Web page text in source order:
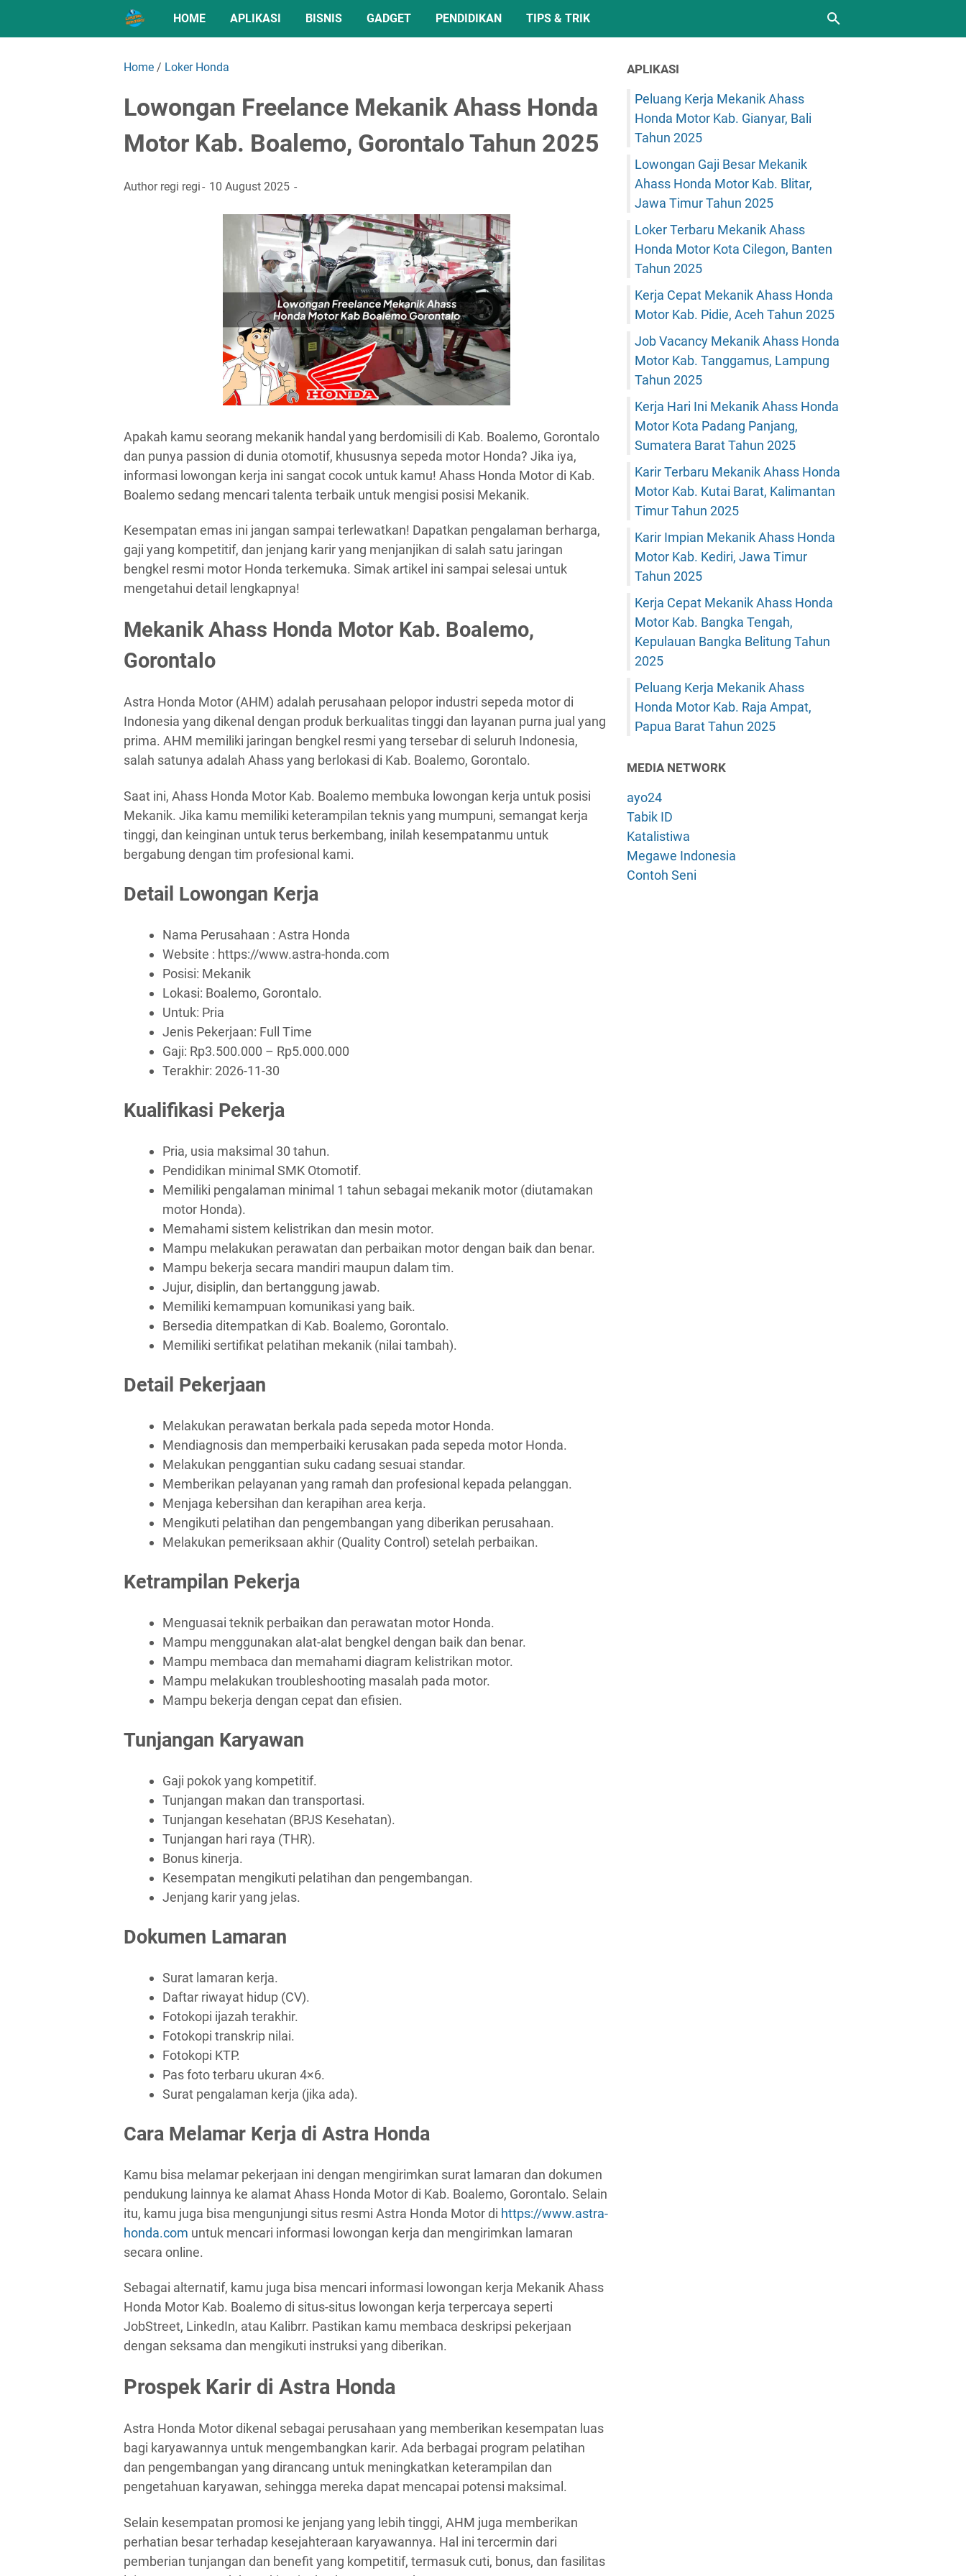
HOME APLIKASI BISNIS GADGET PENDIDIKAN TIPS & TRIK
Home / Loker Honda
Lowongan Freelance Mekanik Ahass Honda
Motor Kab. Boalemo, Gorontalo Tahun 2025
Author regi regi 10 August 2025
Apakah kamu seorang mekanik handal yang berdomisili di Kab. Boalemo, Gorontalo
dan punya passion di dunia otomotif, khususnya sepeda motor Honda? Jika iya,
informasi lowongan kerja ini sangat cocok untuk kamu! Ahass Honda Motor di Kab.
Boalemo sedang mencari talenta terbaik untuk mengisi posisi Mekanik.
Kesempatan emas ini jangan sampai terlewatkan! Dapatkan pengalaman berharga,
gaji yang kompetitif, dan jenjang karir yang menjanjikan di salah satu jaringan
bengkel resmi motor Honda terkemuka. Simak artikel ini sampai selesai untuk
mengetahui detail lengkapnya!
Mekanik Ahass Honda Motor Kab. Boalemo,
Gorontalo
Astra Honda Motor (AHM) adalah perusahaan pelopor industri sepeda motor di
Indonesia yang dikenal dengan produk berkualitas tinggi dan layanan purna jual yang
prima. AHM memiliki jaringan bengkel resmi yang tersebar di seluruh Indonesia,
salah satunya adalah Ahass yang berlokasi di Kab. Boalemo, Gorontalo.
Saat ini, Ahass Honda Motor Kab. Boalemo membuka lowongan kerja untuk posisi
Mekanik. Jika kamu memiliki keterampilan teknis yang mumpuni, semangat kerja
tinggi, dan keinginan untuk terus berkembang, inilah kesempatanmu untuk
bergabung dengan tim profesional kami.
Detail Lowongan Kerja
Nama Perusahaan : Astra Honda
Website : https://www.astra-honda.com
Posisi: Mekanik
Lokasi: Boalemo, Gorontalo.
Untuk: Pria
Jenis Pekerjaan: Full Time
Gaji: Rp3.500.000 – Rp5.000.000
Terakhir: 2026-11-30
Kualifikasi Pekerja
Pria, usia maksimal 30 tahun.
Pendidikan minimal SMK Otomotif.
Memiliki pengalaman minimal 1 tahun sebagai mekanik motor (diutamakan
motor Honda).
Memahami sistem kelistrikan dan mesin motor.
Mampu melakukan perawatan dan perbaikan motor dengan baik dan benar.
Mampu bekerja secara mandiri maupun dalam tim.
Jujur, disiplin, dan bertanggung jawab.
Memiliki kemampuan komunikasi yang baik.
Bersedia ditempatkan di Kab. Boalemo, Gorontalo.
Memiliki sertifikat pelatihan mekanik (nilai tambah).
Detail Pekerjaan
Melakukan perawatan berkala pada sepeda motor Honda.
Mendiagnosis dan memperbaiki kerusakan pada sepeda motor Honda.
Melakukan penggantian suku cadang sesuai standar.
Memberikan pelayanan yang ramah dan profesional kepada pelanggan.
Menjaga kebersihan dan kerapihan area kerja.
Mengikuti pelatihan dan pengembangan yang diberikan perusahaan.
Melakukan pemeriksaan akhir (Quality Control) setelah perbaikan.
Ketrampilan Pekerja
Menguasai teknik perbaikan dan perawatan motor Honda.
Mampu menggunakan alat-alat bengkel dengan baik dan benar.
Mampu membaca dan memahami diagram kelistrikan motor.
Mampu melakukan troubleshooting masalah pada motor.
Mampu bekerja dengan cepat dan efisien.
Tunjangan Karyawan
Gaji pokok yang kompetitif.
Tunjangan makan dan transportasi.
Tunjangan kesehatan (BPJS Kesehatan).
Tunjangan hari raya (THR).
Bonus kinerja.
Kesempatan mengikuti pelatihan dan pengembangan.
Jenjang karir yang jelas.
Dokumen Lamaran
Surat lamaran kerja.
Daftar riwayat hidup (CV).
Fotokopi ijazah terakhir.
Fotokopi transkrip nilai.
Fotokopi KTP.
Pas foto terbaru ukuran 4×6.
Surat pengalaman kerja (jika ada).
Cara Melamar Kerja di Astra Honda
Kamu bisa melamar pekerjaan ini dengan mengirimkan surat lamaran dan dokumen
pendukung lainnya ke alamat Ahass Honda Motor di Kab. Boalemo, Gorontalo. Selain
itu, kamu juga bisa mengunjungi situs resmi Astra Honda Motor di https://www.astra-
honda.com untuk mencari informasi lowongan kerja dan mengirimkan lamaran
secara online.
Sebagai alternatif, kamu juga bisa mencari informasi lowongan kerja Mekanik Ahass
Honda Motor Kab. Boalemo di situs-situs lowongan kerja terpercaya seperti
JobStreet, LinkedIn, atau Kalibrr. Pastikan kamu membaca deskripsi pekerjaan
dengan seksama dan mengikuti instruksi yang diberikan.
Prospek Karir di Astra Honda
Astra Honda Motor dikenal sebagai perusahaan yang memberikan kesempatan luas
bagi karyawannya untuk mengembangkan karir. Ada berbagai program pelatihan
dan pengembangan yang dirancang untuk meningkatkan keterampilan dan
pengetahuan karyawan, sehingga mereka dapat mencapai potensi maksimal.
Selain kesempatan promosi ke jenjang yang lebih tinggi, AHM juga memberikan
perhatian besar terhadap kesejahteraan karyawannya. Hal ini tercermin dari
pemberian tunjangan dan benefit yang kompetitif, termasuk cuti, bonus, dan fasilitas
APLIKASI
Peluang Kerja Mekanik Ahass
Honda Motor Kab. Gianyar, Bali
Tahun 2025
Lowongan Gaji Besar Mekanik
Ahass Honda Motor Kab. Blitar,
Jawa Timur Tahun 2025
Loker Terbaru Mekanik Ahass
Honda Motor Kota Cilegon, Banten
Tahun 2025
Kerja Cepat Mekanik Ahass Honda
Motor Kab. Pidie, Aceh Tahun 2025
Job Vacancy Mekanik Ahass Honda
Motor Kab. Tanggamus, Lampung
Tahun 2025
Kerja Hari Ini Mekanik Ahass Honda
Motor Kota Padang Panjang,
Sumatera Barat Tahun 2025
Karir Terbaru Mekanik Ahass Honda
Motor Kab. Kutai Barat, Kalimantan
Timur Tahun 2025
Karir Impian Mekanik Ahass Honda
Motor Kab. Kediri, Jawa Timur
Tahun 2025
Kerja Cepat Mekanik Ahass Honda
Motor Kab. Bangka Tengah,
Kepulauan Bangka Belitung Tahun
2025
Peluang Kerja Mekanik Ahass
Honda Motor Kab. Raja Ampat,
Papua Barat Tahun 2025
MEDIA NETWORK
ayo24
Tabik ID
Katalistiwa
Megawe Indonesia
Contoh Seni